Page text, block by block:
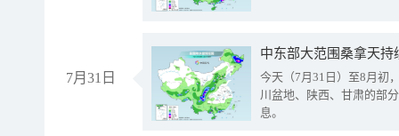
7月31日
中东部大范围桑拿天
今天（7月31日）至8月初
川盆地、陕西、甘肃的部
息。